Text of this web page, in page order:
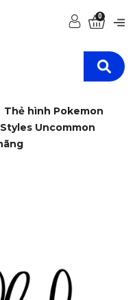
0
Thẻ hình Pokemon
Uncommon